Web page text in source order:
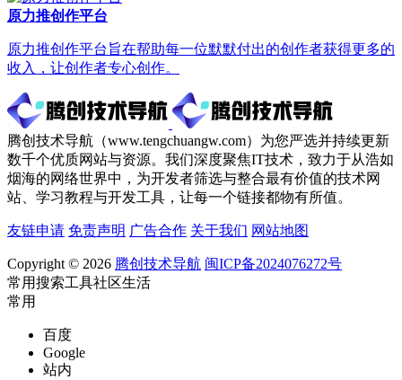
原力推创作平台
原力推创作平台旨在帮助每一位默默付出的创作者获得更多的
收入，让创作者专心创作。
腾创技术导航（www.tengchuangw.com）为您严选并持续更新
数千个优质网站与资源。我们深度聚焦IT技术，致力于从浩如
烟海的网络世界中，为开发者筛选与整合最有价值的技术网
站、学习教程与开发工具，让每一个链接都物有所值。
友链申请 免责声明 广告合作 关于我们 网站地图
Copyright © 2026 腾创技术导航 闽ICP备2024076272号
常用搜索工具社区生活
常用
百度
Google
站内